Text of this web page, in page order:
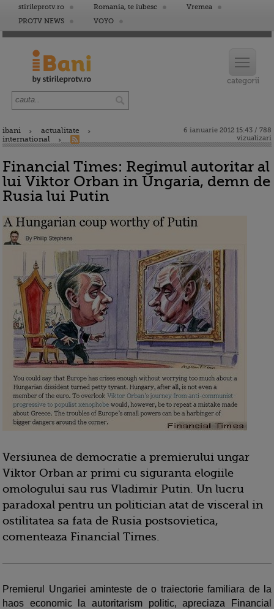
stirileprotv.ro Romania, te iubesc
Vremea
PROTV NEWS
VOYO
ibani
actualitate
international
6 ianuarie 2012 15:43 / 788
vizualizari
Financial Times: Regimul autoritar al
lui Viktor Orban in Ungaria, demn de
Rusia lui Putin
Versiunea de democratie a premierului ungar
Viktor Orban ar primi cu siguranta elogiile
omologului sau rus Vladimir Putin. Un lucru
paradoxal pentru un politician atat de visceral in
ostilitatea sa fata de Rusia postsovietica,
comenteaza Financial Times.
Premierul Ungariei aminteste de o traiectorie familiara de la
haos economic la autoritarism politic, apreciaza Financial